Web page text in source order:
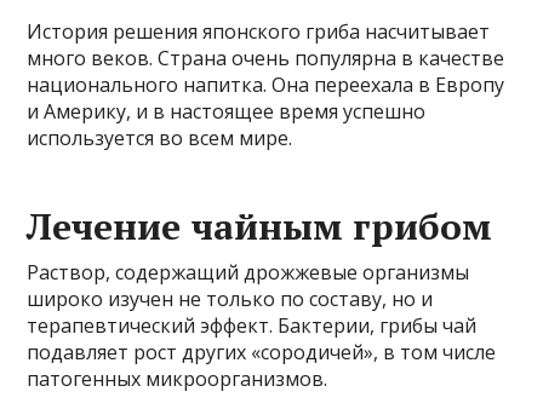
История решения японского гриба насчитывает
много веков. Страна очень популярна в качестве
национального напитка. Она переехала в Европу
и Америку, и в настоящее время успешно
используется во всем мире.
Лечение чайным грибом
Раствор, содержащий дрожжевые организмы
широко изучен не только по составу, но и
терапевтический эффект. Бактерии, грибы чай
подавляет рост других «сородичей», в том числе
патогенных микроорганизмов.